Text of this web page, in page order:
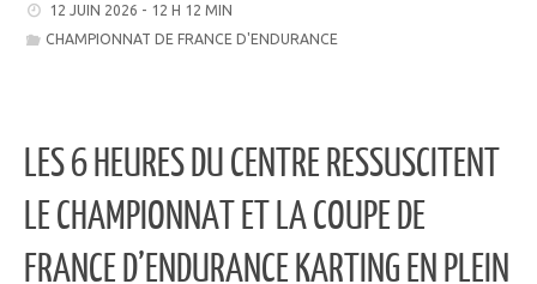
12 JUIN 2026 - 12 H 12 MIN
CHAMPIONNAT DE FRANCE D'ENDURANCE
LES 6 HEURES DU CENTRE RESSUSCITENT
LE CHAMPIONNAT ET LA COUPE DE
FRANCE D’ENDURANCE KARTING EN PLEIN